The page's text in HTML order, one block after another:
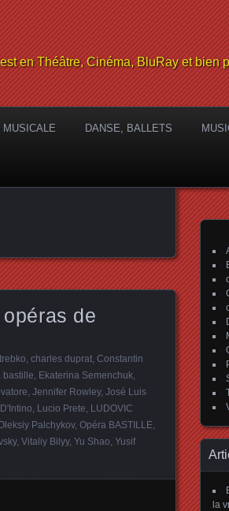
en Théâtre, Cinéma, BluRay et bien
DANSE, BALLETS
de
charles duprat Constantin
bastille Ekaterina Semenchuk
Jennifer Rowley, José Luis
Lucio Prete LUDOVIC
Palchykov, Opéra BASTILLE
, Vitaliy Bilyy, Yu Shao Yusif
la